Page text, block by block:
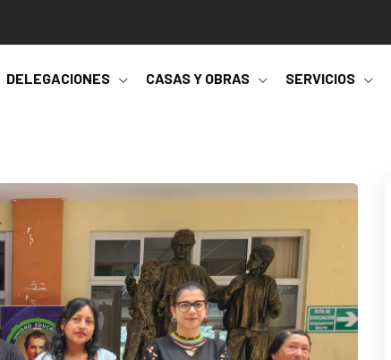
DELEGACIONES CASAS Y OBRAS SERVICIOS